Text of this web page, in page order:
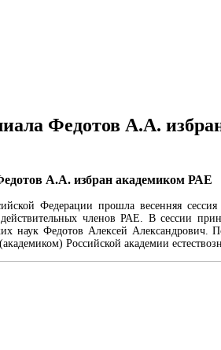
Федотов А.А.
А.А. избран академиком РАЕ
Федерации прошла весенняя сессия
членов РАЕ. В сессии
наук Федотов Алексей Александрович.
Российской академии